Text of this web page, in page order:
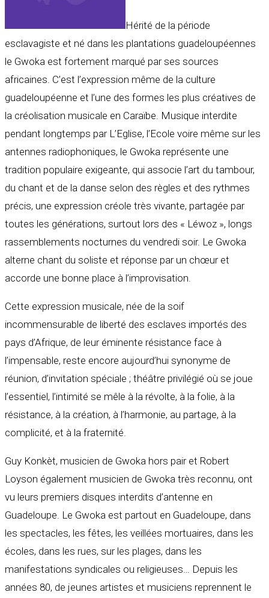
Hérité de la période
esclavagiste et né dans les plantations guadeloupéennes
le Gwoka est fortement marqué par ses sources
africaines. C’est l’expression même de la culture
guadeloupéenne et l’une des formes les plus créatives de
la créolisation musicale en Caraïbe. Musique interdite
pendant longtemps par L’Eglise, l’Ecole voire même sur les
antennes radiophoniques, le Gwoka représente une
tradition populaire exigeante, qui associe l’art du tambour,
du chant et de la danse selon des règles et des rythmes
précis, une expression créole très vivante, partagée par
toutes les générations, surtout lors des « Léwoz », longs
rassemblements nocturnes du vendredi soir. Le Gwoka
alterne chant du soliste et réponse par un chœur et
accorde une bonne place à l’improvisation.
Cette expression musicale, née de la soif
incommensurable de liberté des esclaves importés des
pays d’Afrique, de leur éminente résistance face à
l’impensable, reste encore aujourd’hui synonyme de
réunion, d’invitation spéciale ; théâtre privilégié où se joue
l’essentiel, l’intimité se mêle à la révolte, à la folie, à la
résistance, à la création, à l’harmonie, au partage, à la
complicité, et à la fraternité.
Guy Konkèt, musicien de Gwoka hors pair et Robert
Loyson également musicien de Gwoka très reconnu, ont
vu leurs premiers disques interdits d’antenne en
Guadeloupe. Le Gwoka est partout en Guadeloupe, dans
les spectacles, les fêtes, les veillées mortuaires, dans les
écoles, dans les rues, sur les plages, dans les
manifestations syndicales ou religieuses… Depuis les
années 80, de jeunes artistes et musiciens reprennent le